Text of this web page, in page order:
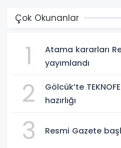
Çok Okunanlar
1
Atama kararları
yayımlandı
2
Gölcük’te
hazırlığı
3 Resmi Gazete